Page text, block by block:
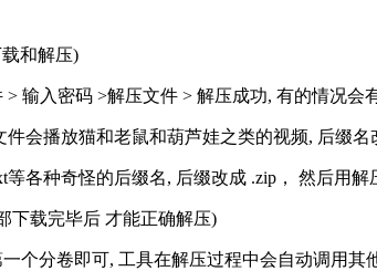
和解压)
输入密码 >解压文件 > 解压成功, 有的情况会
件会播放猫和老鼠和葫芦娃之类的视频, 后缀
各种奇怪的后缀名, 后缀改成 .zip， 然后用
下载完毕后 才能正确解压)
个分卷即可, 工具在解压过程中会自动调用